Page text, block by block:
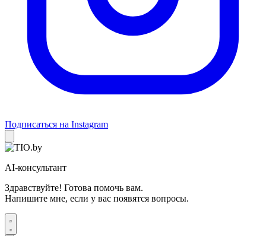
Подписаться на Instagram
AI-консультант
Здравствуйте! Готова помочь вам.
Напишите мне, если у вас появятся вопросы.